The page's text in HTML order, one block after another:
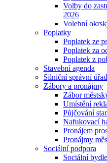
Volby do
2026
Volební
Poplatky
Poplatek ze
Poplatek za
Poplatek z
Stavební agenda
Silniční správní úřad
Zábory a pronájmy
Zábor
Umístění
Půjčování
Nafukovací
Pronájem
Pronájmy
Sociální podpora
Sociální